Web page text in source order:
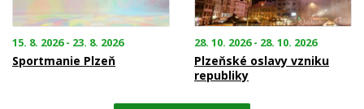
15. 8. 2026 - 23. 8. 2026
Sportmanie Plzeň
28. 10. 2026 - 28. 10. 2026
Plzeňské oslavy vzniku
republiky